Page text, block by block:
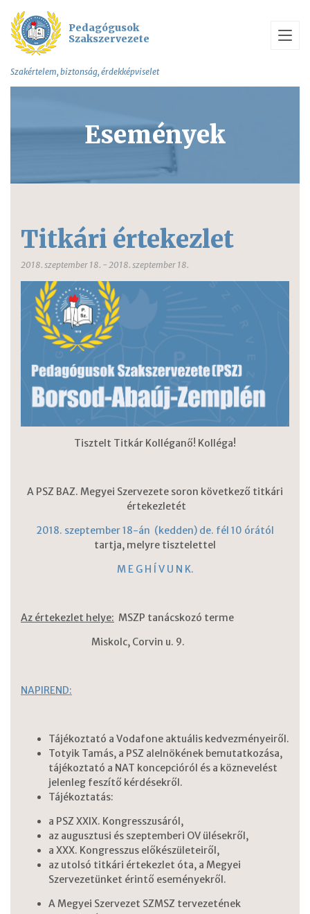
Pedagógusok
Szakszervezete
Szakértelem, biztonság, érdekképviselet
Események
Titkári értekezlet
2018. szeptember 18. - 2018. szeptember 18.
Tisztelt Titkár Kolléganő! Kolléga!
A PSZ BAZ. Megyei Szervezete soron következő titkári
értekezletét
2018. szeptember 18-án (kedden) de. fél 10 órától
tartja, melyre tisztelettel
M E G H Í V U N K.
Az értekezlet helye: MSZP tanácskozó terme
Miskolc, Corvin u. 9.
NAPIREND:
Tájékoztató a Vodafone aktuális kedvezményeiről.
Totyik Tamás, a PSZ alelnökének bemutatkozása,
tájékoztató a NAT koncepcióról és a köznevelést
jelenleg feszítő kérdésekről.
Tájékoztatás:
a PSZ XXIX. Kongresszusáról,
az augusztusi és szeptemberi OV ülésekről,
a XXX. Kongresszus előkészületeiről,
az utolsó titkári értekezlet óta, a Megyei
Szervezetünket érintő eseményekről.
A Megyei Szervezet SZMSZ tervezetének